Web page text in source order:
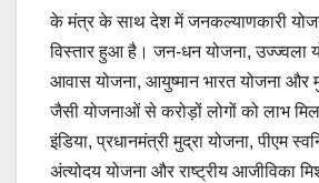
के मंत्र के साथ देश में जनकल्याणकारी
विस्तार हुआ है। जन-धन योजना, उज्ज्वला
आवास योजना, आयुष्मान भारत योजना और
जैसी योजनाओं से करोड़ों लोगों को लाभ
इंडिया, प्रधानमंत्री मुद्रा योजना, पीएम
अंत्योदय योजना और राष्ट्रीय आजीविका